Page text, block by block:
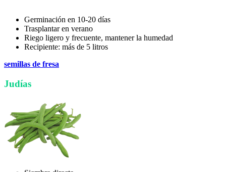
Germinación en 10-20 días
Trasplantar en verano
Riego ligero y frecuente, mantener la humedad
Recipiente: más de 5 litros
semillas de fresa
Judías